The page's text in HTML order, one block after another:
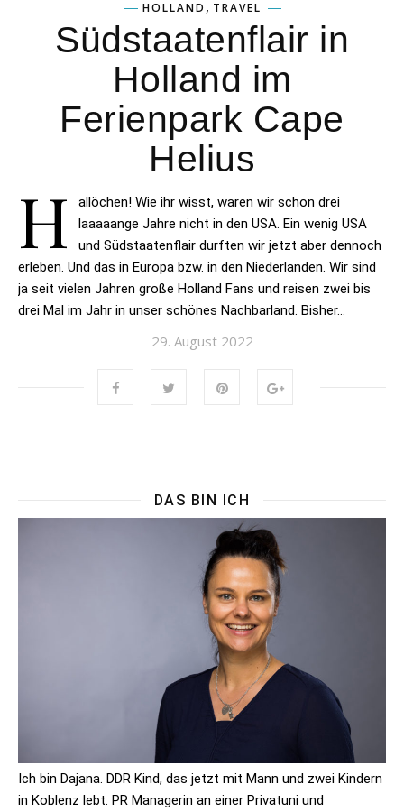
HOLLAND , TRAVEL
Südstaatenflair in
Holland im
Ferienpark Cape
Helius
H
allöchen! Wie ihr wisst, waren wir schon drei
laaaaange Jahre nicht in den USA. Ein wenig USA
und Südstaatenflair durften wir jetzt aber dennoch
erleben. Und das in Europa bzw. in den Niederlanden. Wir sind
ja seit vielen Jahren große Holland Fans und reisen zwei bis
drei Mal im Jahr in unser schönes Nachbarland. Bisher…
29. August 2022
DAS BIN ICH
Ich bin Dajana. DDR Kind, das jetzt mit Mann und zwei Kindern
in Koblenz lebt. PR Managerin an einer Privatuni und